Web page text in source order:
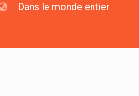
Dans le monde entier